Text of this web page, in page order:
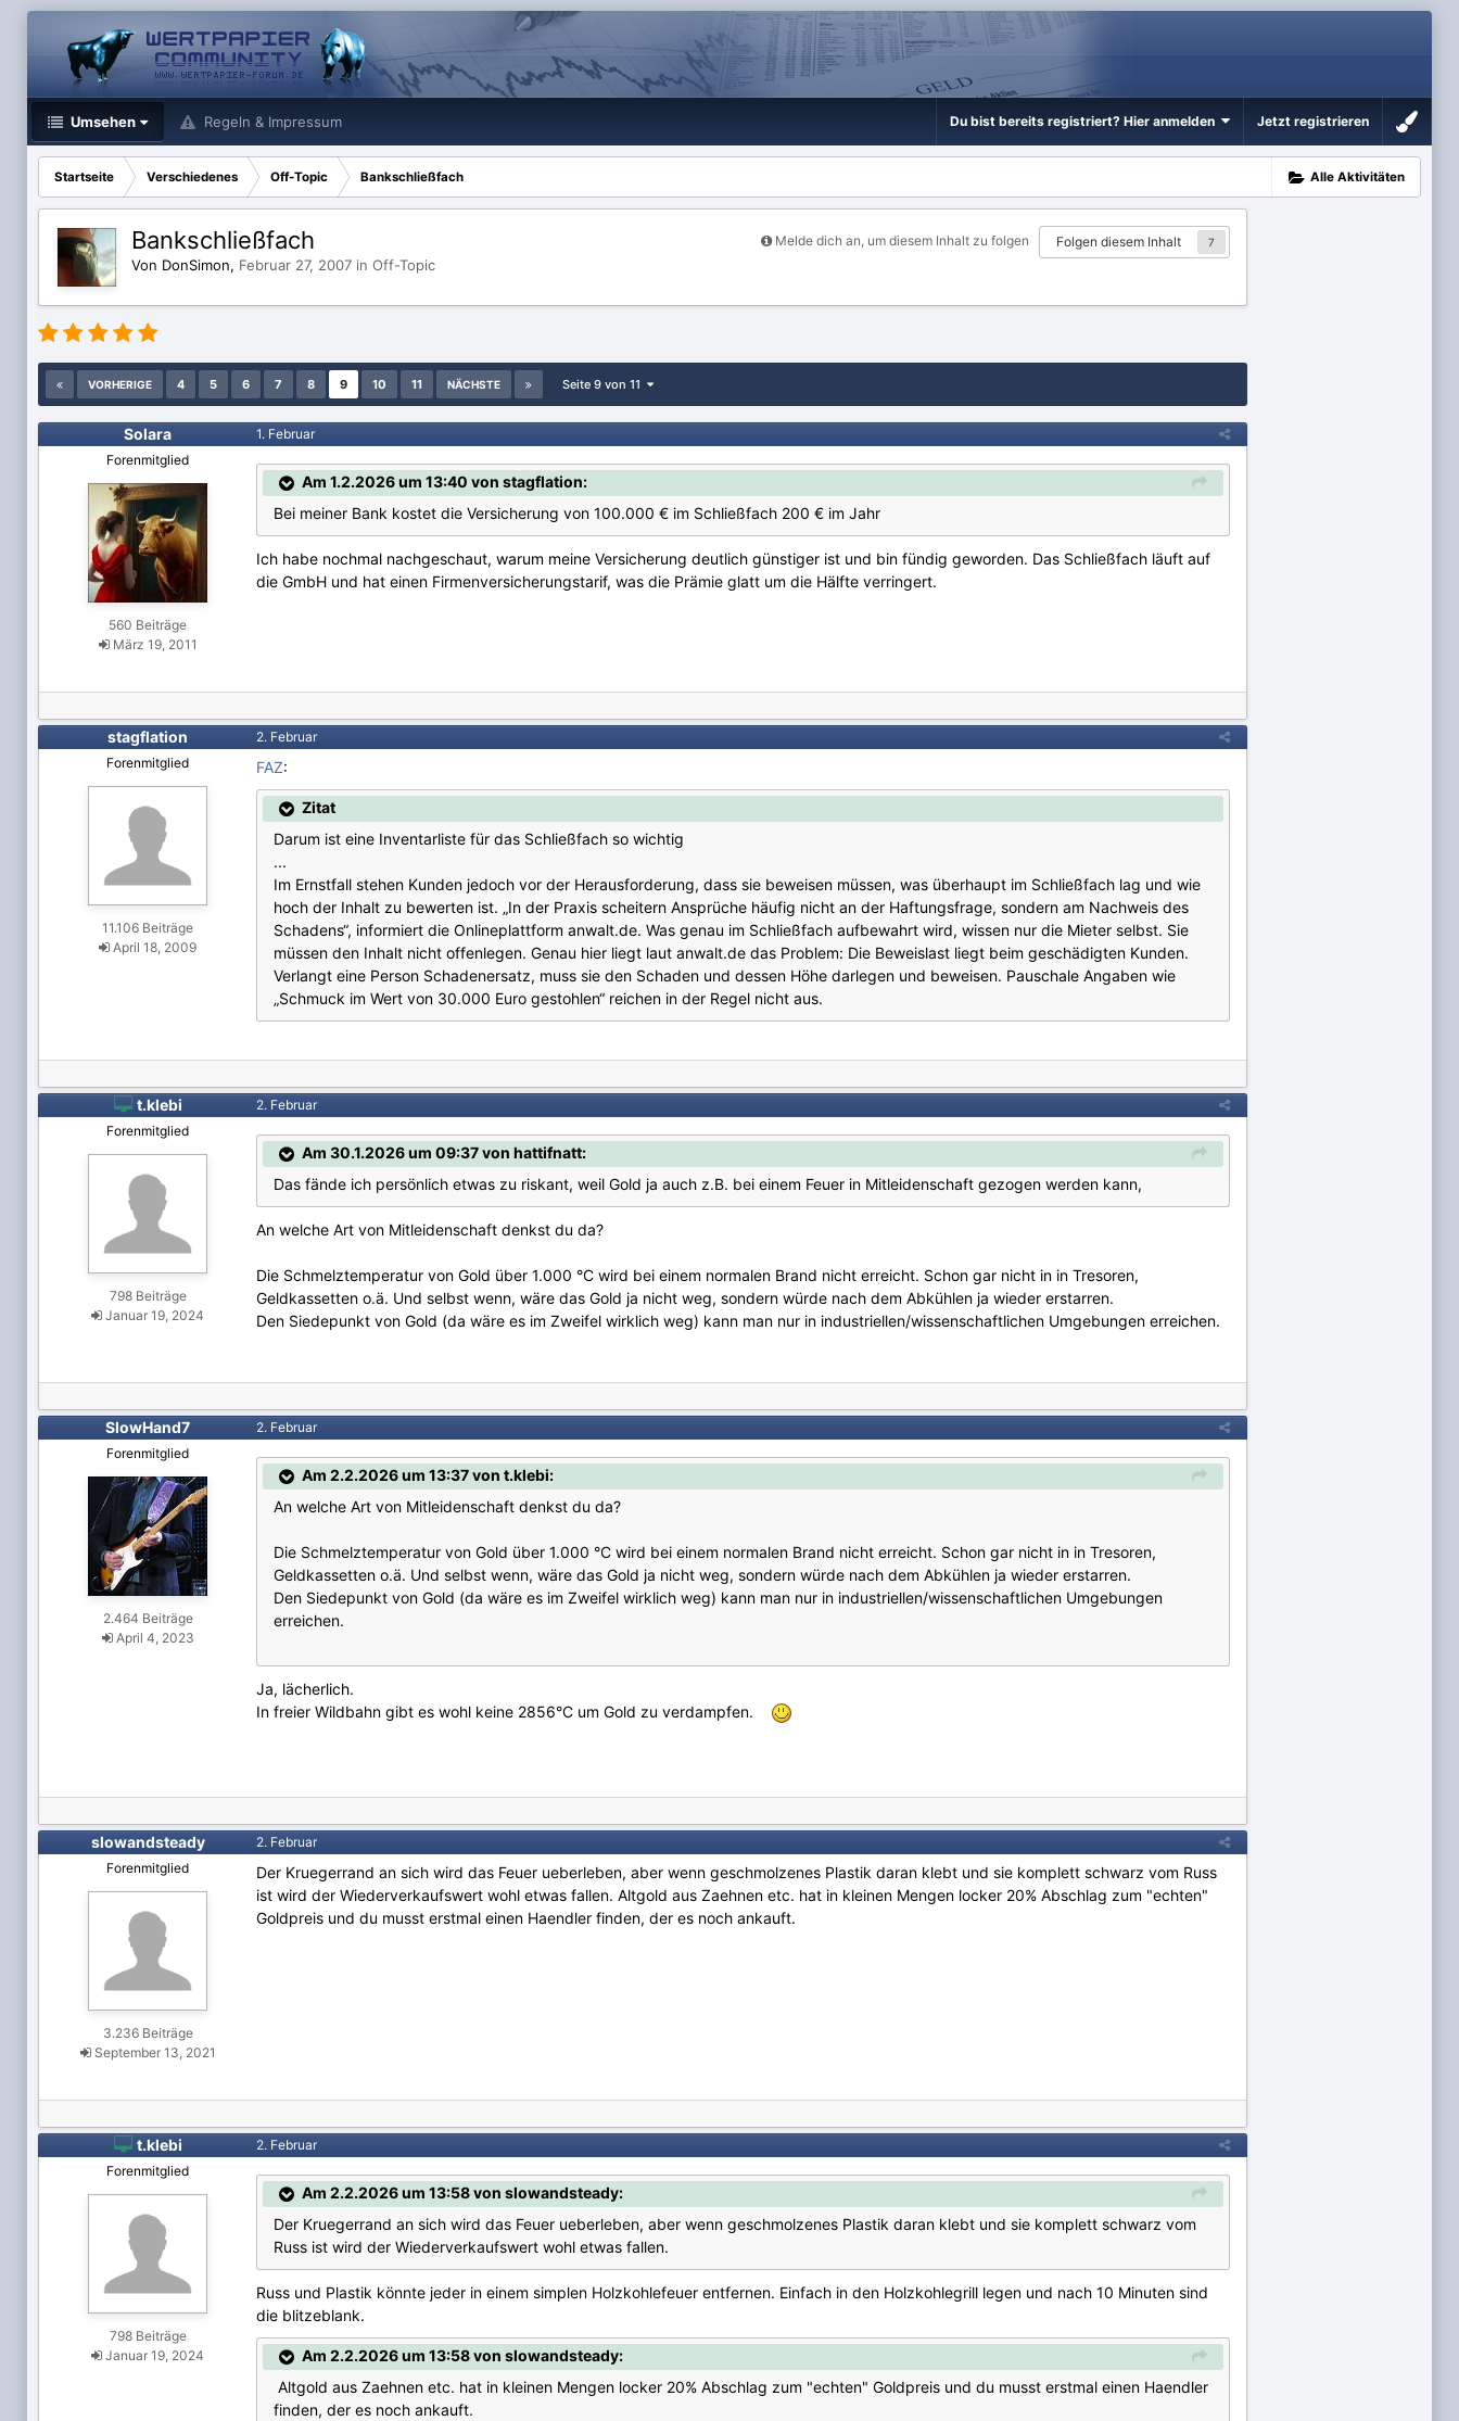
Umsehen Regeln & Impressum Du bist bereits registriert? Hier anmelden Jetzt registrieren
Alle Aktivitäten
Startseite Verschiedenes Off-Topic Bankschließfach
Melde dich an, um diesem Inhalt zu folgen Folgen diesem Inhalt 7
Bankschließfach
Von DonSimon, Februar 27, 2007 in Off-Topic
VORHERIGE 4 5 6 7 8 9 10 11 NÄCHSTE Seite 9 von 11
Solara
Forenmitglied
560 Beiträge
März 19, 2011
1. Februar
Am 1.2.2026 um 13:40 von stagflation:
Bei meiner Bank kostet die Versicherung von 100.000 € im Schließfach 200 € im Jahr
Ich habe nochmal nachgeschaut, warum meine Versicherung deutlich günstiger ist und bin fündig geworden. Das Schließfach läuft auf
die GmbH und hat einen Firmenversicherungstarif, was die Prämie glatt um die Hälfte verringert.
stagflation
Forenmitglied
11.106 Beiträge
April 18, 2009
2. Februar
FAZ:
Zitat
Darum ist eine Inventarliste für das Schließfach so wichtig
...
Im Ernstfall stehen Kunden jedoch vor der Herausforderung, dass sie beweisen müssen, was überhaupt im Schließfach lag und wie
hoch der Inhalt zu bewerten ist. „In der Praxis scheitern Ansprüche häufig nicht an der Haftungsfrage, sondern am Nachweis des
Schadens“, informiert die Onlineplattform anwalt.de. Was genau im Schließfach aufbewahrt wird, wissen nur die Mieter selbst. Sie
müssen den Inhalt nicht offenlegen. Genau hier liegt laut anwalt.de das Problem: Die Beweislast liegt beim geschädigten Kunden.
Verlangt eine Person Schadenersatz, muss sie den Schaden und dessen Höhe darlegen und beweisen. Pauschale Angaben wie
„Schmuck im Wert von 30.000 Euro gestohlen“ reichen in der Regel nicht aus.
 t.klebi
Forenmitglied
798 Beiträge
Januar 19, 2024
2. Februar
Am 30.1.2026 um 09:37 von hattifnatt:
Das fände ich persönlich etwas zu riskant, weil Gold ja auch z.B. bei einem Feuer in Mitleidenschaft gezogen werden kann,
An welche Art von Mitleidenschaft denkst du da?
Die Schmelztemperatur von Gold über 1.000 °C wird bei einem normalen Brand nicht erreicht. Schon gar nicht in in Tresoren,
Geldkassetten o.ä. Und selbst wenn, wäre das Gold ja nicht weg, sondern würde nach dem Abkühlen ja wieder erstarren.
Den Siedepunkt von Gold (da wäre es im Zweifel wirklich weg) kann man nur in industriellen/wissenschaftlichen Umgebungen erreichen.
SlowHand7
Forenmitglied
2.464 Beiträge
April 4, 2023
2. Februar
Am 2.2.2026 um 13:37 von t.klebi:
An welche Art von Mitleidenschaft denkst du da?
Die Schmelztemperatur von Gold über 1.000 °C wird bei einem normalen Brand nicht erreicht. Schon gar nicht in in Tresoren,
Geldkassetten o.ä. Und selbst wenn, wäre das Gold ja nicht weg, sondern würde nach dem Abkühlen ja wieder erstarren.
Den Siedepunkt von Gold (da wäre es im Zweifel wirklich weg) kann man nur in industriellen/wissenschaftlichen Umgebungen
erreichen.
Ja, lächerlich.
In freier Wildbahn gibt es wohl keine 2856°C um Gold zu verdampfen.
slowandsteady
Forenmitglied
3.236 Beiträge
September 13, 2021
2. Februar
Der Kruegerrand an sich wird das Feuer ueberleben, aber wenn geschmolzenes Plastik daran klebt und sie komplett schwarz vom Russ
ist wird der Wiederverkaufswert wohl etwas fallen. Altgold aus Zaehnen etc. hat in kleinen Mengen locker 20% Abschlag zum "echten"
Goldpreis und du musst erstmal einen Haendler finden, der es noch ankauft.
 t.klebi
Forenmitglied
798 Beiträge
Januar 19, 2024
2. Februar
Am 2.2.2026 um 13:58 von slowandsteady:
Der Kruegerrand an sich wird das Feuer ueberleben, aber wenn geschmolzenes Plastik daran klebt und sie komplett schwarz vom
Russ ist wird der Wiederverkaufswert wohl etwas fallen.
Russ und Plastik könnte jeder in einem simplen Holzkohlefeuer entfernen. Einfach in den Holzkohlegrill legen und nach 10 Minuten sind
die blitzeblank.
Am 2.2.2026 um 13:58 von slowandsteady:
Altgold aus Zaehnen etc. hat in kleinen Mengen locker 20% Abschlag zum "echten" Goldpreis und du musst erstmal einen Haendler
finden, der es noch ankauft.